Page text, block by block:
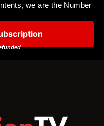
we are the Number